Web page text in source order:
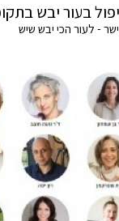
בעור יבש
- לעור הכי יבש שיש